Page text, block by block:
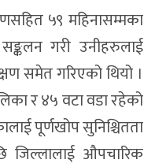
५९ महिनासम्मका
गरी उनीहरुलाई
समेत गरिएको थियो ।
र ४५ वटा वडा रहेको
पूर्णखोप सुनिश्चितता
जिल्लालाई औपचारिक